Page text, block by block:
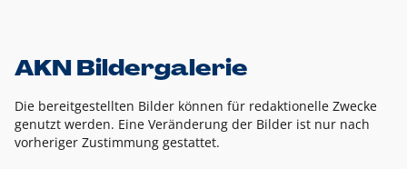
AKN Bildergalerie
Die bereitgestellten Bilder können für redaktionelle Zwecke
genutzt werden. Eine Veränderung der Bilder ist nur nach
vorheriger Zustimmung gestattet.